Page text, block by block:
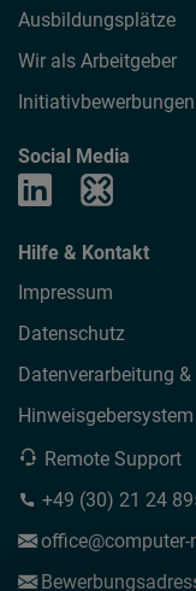
Ausbildungsplätze
Wir als Arbeitgeber
Initiativbewerbungen
Social Media
Hilfe & Kontakt
Impressum
Datenschutz
Datenverarbeitung
Hinweisgebersystem
Remote Support
+49 (30) 21 24
office